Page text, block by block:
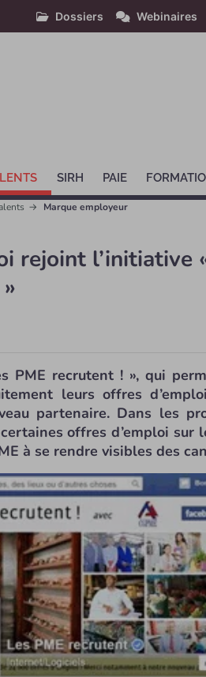
Dossiers Webinaires
SIRH PAIE
Marque employeur
rejoint l’initiative
PME recrutent ! », qui
leurs offres
partenaire. Dans les
offres d’emploi sur
à se rendre visibles des